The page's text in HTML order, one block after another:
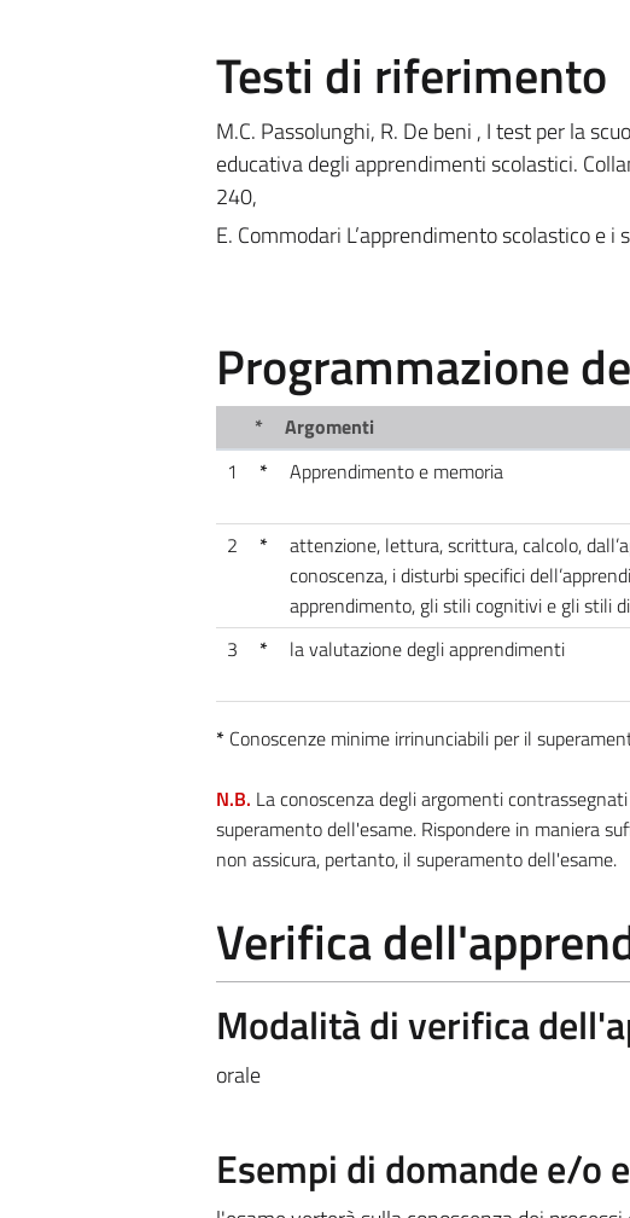
Testi di riferimento
M.C. Passolunghi, R. De beni , I test per la
educativa degli apprendimenti scolastici.
240,
E. Commodari L’apprendimento scolastico e
Programmazione
* Argomenti
1
* Apprendimento e memoria
2
*
attenzione, lettura, scrittura, calcolo,
conoscenza, i disturbi specifici
apprendimento, gli stili cognitivi e gli stili
3 * la valutazione degli apprendimenti
*Conoscenze minime irrinunciabili per il
N.B. La conoscenza degli argomenti
superamento dell'esame. Rispondere in maniera
non assicura, pertanto, il superamento dell'esame.
Verifica
Modalità di verifica
orale
Esempi di domande e/o